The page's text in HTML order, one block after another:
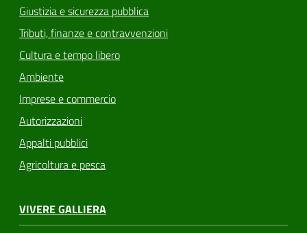
Giustizia e sicurezza pubblica
Tributi, finanze e contravvenzioni
Cultura e tempo libero
Ambiente
Imprese e commercio
Autorizzazioni
Appalti pubblici
Agricoltura e pesca
VIVERE GALLIERA